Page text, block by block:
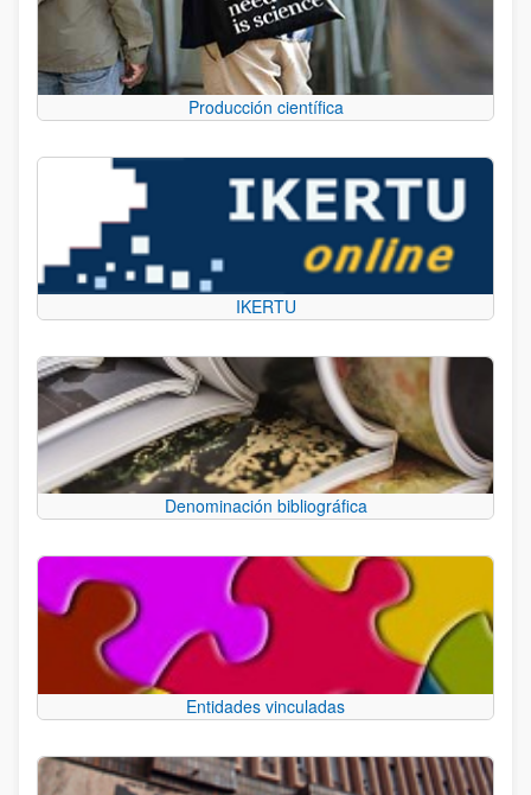
Producción científica
IKERTU
Denominación bibliográfica
Entidades vinculadas